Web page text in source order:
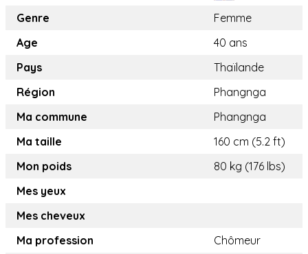
Genre
Femme
Age
40 ans
Pays
Thaïlande
Région
Phangnga
Ma commune
Phangnga
Ma taille
160 cm (5.2 ft)
Mon poids
80 kg (176 lbs)
Mes yeux
Mes cheveux
Ma profession
Chômeur